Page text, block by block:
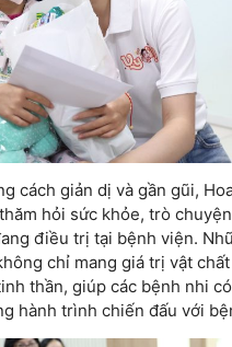
cách giản dị và gần gũi,
hỏi sức khỏe, trò
điều trị tại bệnh viện.
chỉ mang giá trị vật
thần, giúp các bệnh nhi
hành trình chiến đấu với